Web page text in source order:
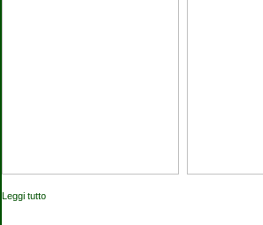
Leggi tutto